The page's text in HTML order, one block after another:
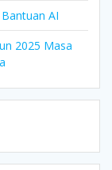
AI
2025 Masa